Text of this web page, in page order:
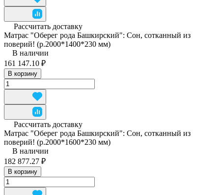
Рассчитать доставку
Матрас "Оберег рода Башкирский": Сон, сотканный из
поверий! (р.2000*1400*230 мм)
В наличии
161 147.10 ₽
В корзину
Рассчитать доставку
Матрас "Оберег рода Башкирский": Сон, сотканный из
поверий! (р.2000*1600*230 мм)
В наличии
182 877.27 ₽
В корзину